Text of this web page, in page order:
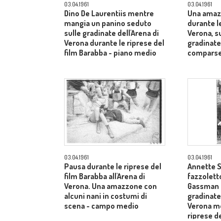
03.04.1961
Dino De Laurentiis mentre
mangia un panino seduto
sulle gradinate dell'Arena di
Verona durante le riprese del
film Barabba - piano medio
03.04.1961
Una
durante
Verona,
03.04.1961
Pausa durante le riprese del
film Barabba all'Arena di
Verona. Una amazzone con
alcuni nani in costumi di
scena - campo medio
03.04.1961
Annette
Verona
riprese